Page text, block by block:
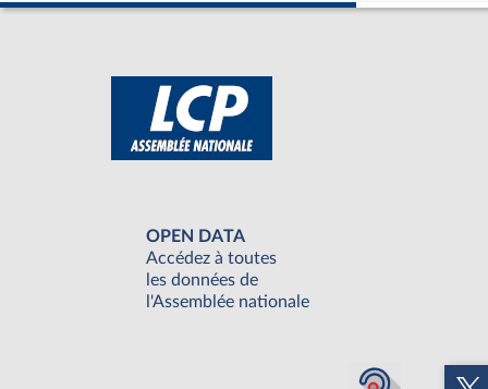
OPEN DATA
Accédez à toutes
les données de
l'Assemblée nationale